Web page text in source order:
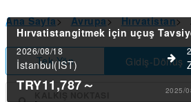
Ana Sayfa> Avrupa> Hırvatistan>
Tek Yön Gidiş-Dönüş
KALKIŞ NOKTASI
Hırvatistangitmek için uçuş
2026/08/18
İstanbul(IST)
TRY11,787～ 2025/